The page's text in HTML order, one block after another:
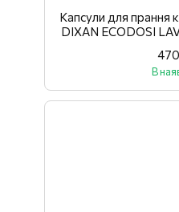
Капсули для прання
DIXAN ECODOSI
В